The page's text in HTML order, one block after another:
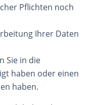
Pflichten noch
Ihrer Daten
Sie in die
haben oder einen
haben.